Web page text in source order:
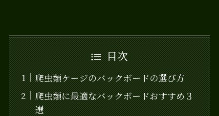
目次
爬虫類ケージのバックボードの選び方
爬虫類に最適なバックボードおすすめ３
選